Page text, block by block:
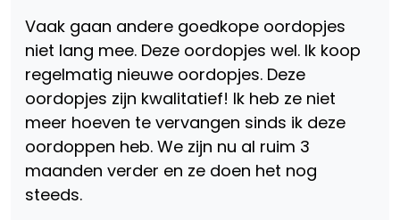
Vaak gaan andere goedkope oordopjes
niet lang mee. Deze oordopjes wel. Ik koop
regelmatig nieuwe oordopjes. Deze
oordopjes zijn kwalitatief! Ik heb ze niet
meer hoeven te vervangen sinds ik deze
oordoppen heb. We zijn nu al ruim 3
maanden verder en ze doen het nog
steeds.